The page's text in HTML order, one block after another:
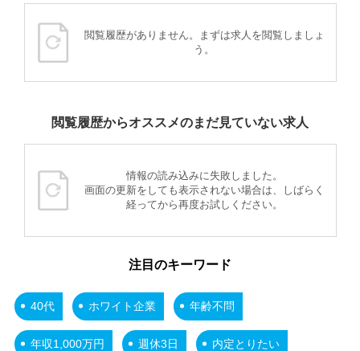
閲覧履歴がありません。まずは求人を閲覧しましょ
う。
閲覧履歴からオススメのまだ見ていない求人
情報の読み込みに失敗しました。
画面の更新をしても表示されない場合は、しばらく
経ってから再度お試しください。
注目のキーワード
40代 ホワイト企業 年齢不問
年収1,000万円 週休3日 内定とりたい